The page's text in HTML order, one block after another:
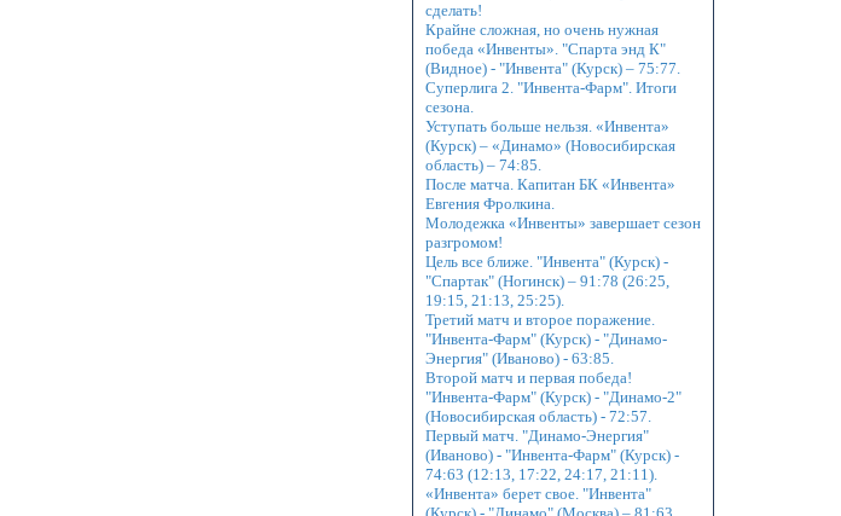
сделать!
Крайне сложная, но очень нужная
победа «Инвенты». "Спарта энд К"
(Видное) - "Инвента" (Курск) – 75:77.
Суперлига 2. "Инвента-Фарм". Итоги
сезона.
Уступать больше нельзя. «Инвента»
(Курск) – «Динамо» (Новосибирская
область) – 74:85.
После матча. Капитан БК «Инвента»
Евгения Фролкина.
Молодежка «Инвенты» завершает сезон
разгромом!
Цель все ближе. "Инвента" (Курск) -
"Спартак" (Ногинск) – 91:78 (26:25,
19:15, 21:13, 25:25).
Третий матч и второе поражение.
"Инвента-Фарм" (Курск) - "Динамо-
Энергия" (Иваново) - 63:85.
Второй матч и первая победа!
"Инвента-Фарм" (Курск) - "Динамо-2"
(Новосибирская область) - 72:57.
Первый матч. "Динамо-Энергия"
(Иваново) - "Инвента-Фарм" (Курск) -
74:63 (12:13, 17:22, 24:17, 21:11).
«Инвента» берет свое. "Инвента"